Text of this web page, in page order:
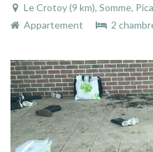
Le Crotoy (9 km), Somme,
Appartement
2